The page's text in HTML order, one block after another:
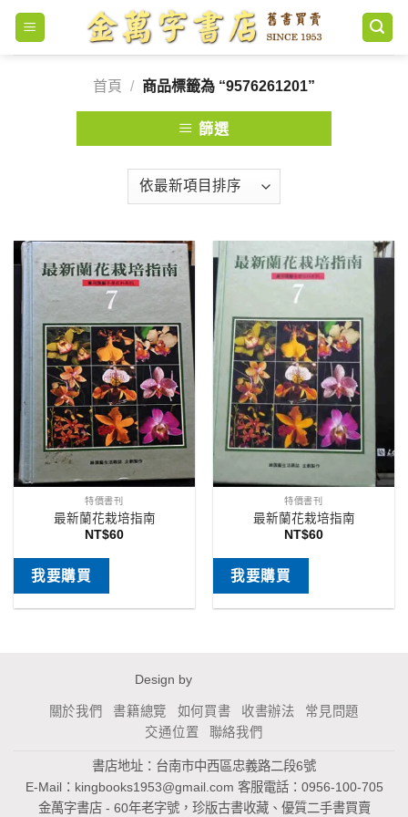
Skip
content
首頁
/ 商品標籤為 “9576261201”
篩選
特價書刊
最新蘭花栽培指南
NT$60
我要購買
特價書刊
最新蘭花栽培指南
NT$60
我要購買
Design by
關於我們 書籍總覽 如何買書 收書辦法
常見問題
交通位置
聯絡我們
書店地址：台南市中西區忠義路二段6號
E-Mail： kingbooks1953@gmail.com 客服電話：0956-100-705
金萬字書店 - 60年老字號，珍版古書收藏、優質二手書買賣